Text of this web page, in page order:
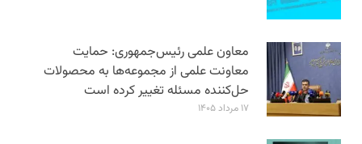
معاون علمی رئیس‌جمهوری: حمایت
معاونت علمی از مجموعه‌ها به محصولات
حل‌کننده مسئله تغییر کرده است
۱۷ مرداد ۱۴۰۵